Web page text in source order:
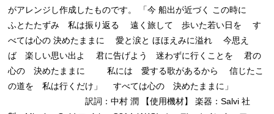
がアレンジし作成したものです。 「今 船出が近づく この時に
ふとたたずみ 私は振り返る 遠く旅して 歩いた若い日を す
べては心の 決めたままに 愛と涙と ほほえみに溢れ 今思え
ば 楽しい思い出よ 君に告げよう 迷わずに行くことを 君の
心の 決めたままに 私には 愛する歌があるから 信じたこ
の道を 私は行くだけ」 すべては心の 決めたままに」
訳詞：中村 潤 【使用機材】 楽器：Salvi 社